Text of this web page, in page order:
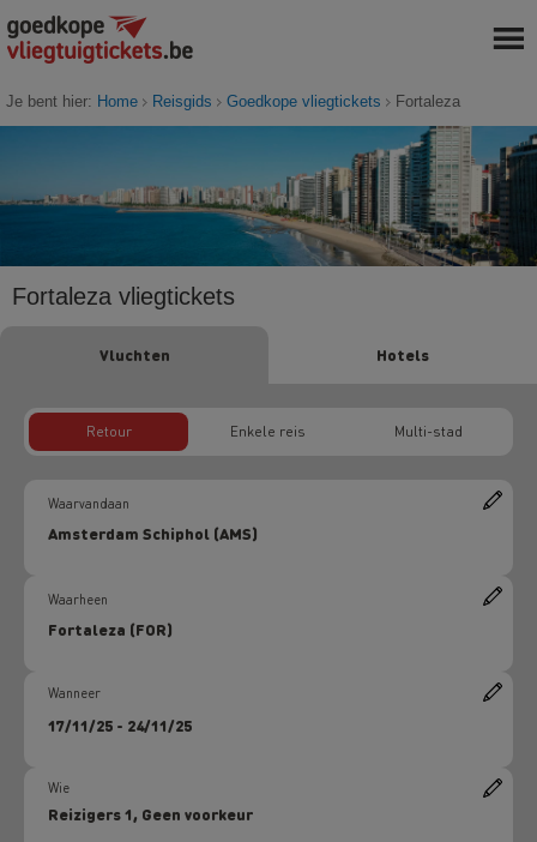
Je bent hier: Home Reisgids Goedkope vliegtickets Fortaleza
Fortaleza vliegtickets